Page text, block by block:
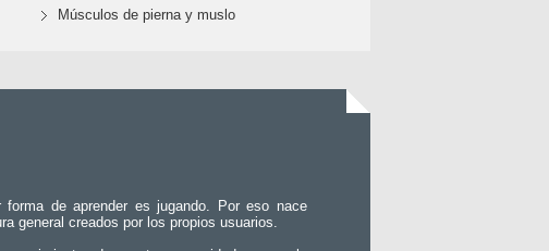
Músculos de pierna y muslo
de aprender es jugando. Por eso nace
general creados por los propios usuarios.